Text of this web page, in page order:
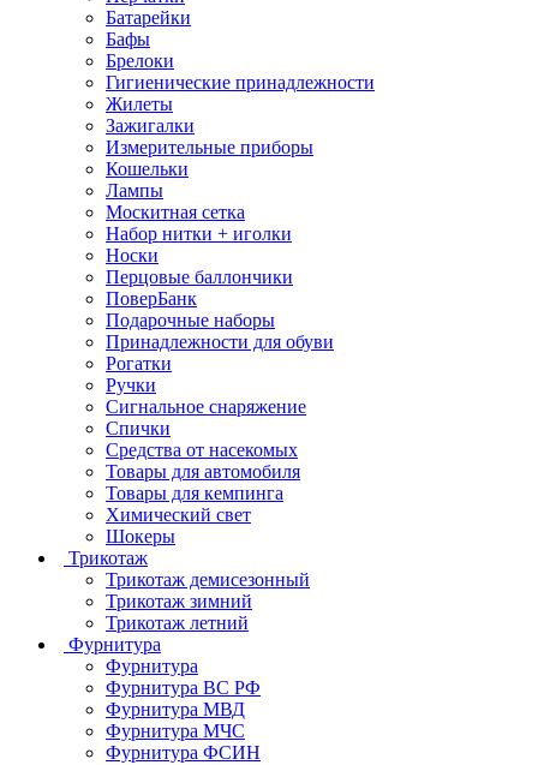
Батарейки
Бафы
Брелоки
Гигиенические принадлежности
Жилеты
Зажигалки
Измерительные приборы
Кошельки
Лампы
Москитная сетка
Набор нитки + иголки
Носки
Перцовые баллончики
ПоверБанк
Подарочные наборы
Принадлежности для обуви
Рогатки
Ручки
Сигнальное снаряжение
Спички
Средства от насекомых
Товары для автомобиля
Товары для кемпинга
Химический свет
Шокеры
Трикотаж
Трикотаж демисезонный
Трикотаж зимний
Трикотаж летний
Фурнитура
Фурнитура
Фурнитура ВС РФ
Фурнитура МВД
Фурнитура МЧС
Фурнитура ФСИН